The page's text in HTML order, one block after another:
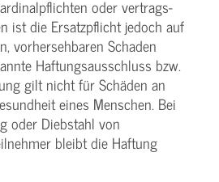
oder vertrags­
ist die Ersatzpflicht jedoch auf
vorhersehbaren Schaden
Haftungs­ausschluss bzw.
gilt nicht für Schäden an
eines Menschen. Bei
oder Diebstahl von
bleibt die Haftung